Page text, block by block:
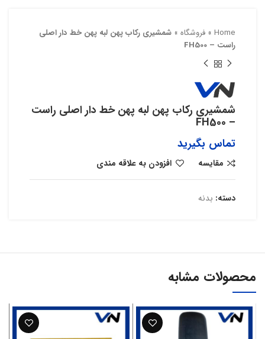
Home
» فروشگاه » شمشیری رکاب پهن لبه پهن خط دار اصلی
راست – FH500
شمشیری رکاب پهن لبه پهن خط دار اصلی راست
– FH500
تماس بگیرید
مقایسه افزودن به علاقه مندی
دسته: بدنه
محصولات مشابه